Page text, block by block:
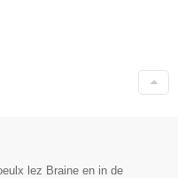
lez Braine en in de